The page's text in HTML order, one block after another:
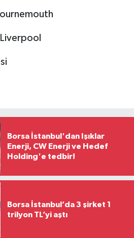
Borsa İstanbul'dan Işıklar
Enerji, CW Enerji ve Hedef
Holding'e tedbir!
Borsa İstanbul’da 3 şirket 1
trilyon TL’yi aştı